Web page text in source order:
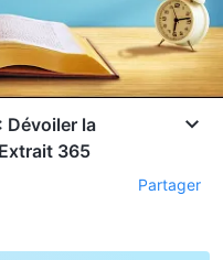
Dévoiler la
365
Partager